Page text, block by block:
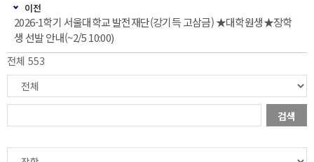
이전
2026-1학기 서울대학교 발전재단(강기득 고삼금) ★대학원생★장학
생 선발 안내(~2/5 10:00)
전체 553
검색